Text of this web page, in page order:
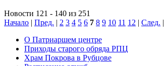
Новости 121 - 140 из 251
Начало | Пред. | 2 3 4 5 6 7 8 9 10 11 12 | След. |
О Патриаршем центре
Приходы старого обряда РПЦ
Храм Покрова в Рубцове